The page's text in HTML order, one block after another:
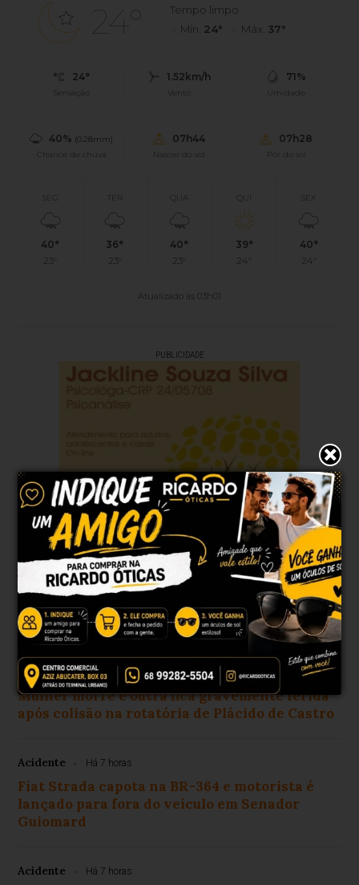
24°
Tempo limpo
Mín. 24° Máx. 37°
24°
Sensação
1.52km/h
Vento
71%
Umidade
40% (0.28mm)
Chance de chuva
07h44
Nascer do sol
07h28
Pôr do sol
SEG
40°
23°
TER
36°
23°
QUA
40°
23°
39°
24°
SEX
40°
24°
Atualizado às 03h01
PUBLICIDADE
Últimas notícias
Acidente Há 7 horas
Mulher morre e outra fica gravemente ferida
após colisão na rotatória de Plácido de Castro
Acidente Há 7 horas
Fiat Strada capota na BR-364 e motorista é
lançado para fora do veículo em Senador
Guiomard
Acidente Há 7 horas